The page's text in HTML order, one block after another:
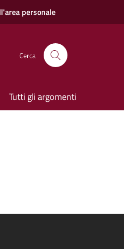
personale
Cerca
Tutti gli argomenti